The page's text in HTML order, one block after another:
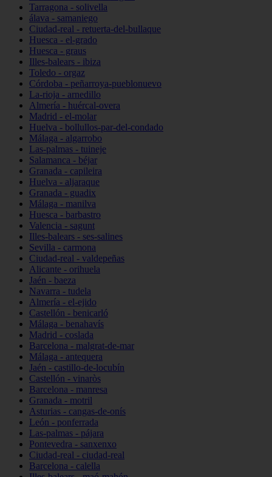
Tarragona - solivella
álava - samaniego
Ciudad-real - retuerta-del-bullaque
Huesca - el-grado
Huesca - graus
Illes-balears - ibiza
Toledo - orgaz
Córdoba - peñarroya-pueblonuevo
La-rioja - arnedillo
Almería - huércal-overa
Madrid - el-molar
Huelva - bollullos-par-del-condado
Málaga - algarrobo
Las-palmas - tuineje
Salamanca - béjar
Granada - capileira
Huelva - aljaraque
Granada - guadix
Málaga - manilva
Huesca - barbastro
Valencia - sagunt
Illes-balears - ses-salines
Sevilla - carmona
Ciudad-real - valdepeñas
Alicante - orihuela
Jaén - baeza
Navarra - tudela
Almería - el-ejido
Castellón - benicarló
Málaga - benahavís
Madrid - coslada
Barcelona - malgrat-de-mar
Málaga - antequera
Jaén - castillo-de-locubín
Castellón - vinaròs
Barcelona - manresa
Granada - motril
Asturias - cangas-de-onís
León - ponferrada
Las-palmas - pájara
Pontevedra - sanxenxo
Ciudad-real - ciudad-real
Barcelona - calella